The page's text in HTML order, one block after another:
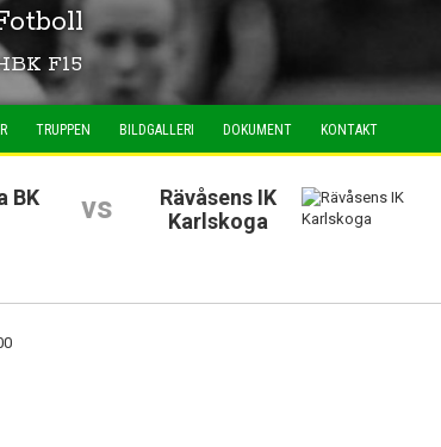
F15
TRUPPEN BILDGALLERI DOKUMENT KONTAKT
BK
vs
Rävåsens IK
Karlskoga